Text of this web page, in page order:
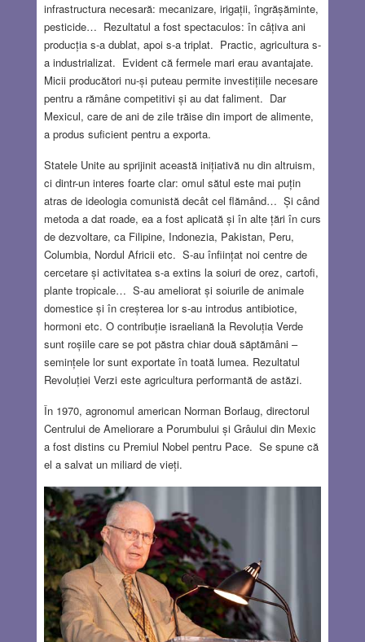
infrastructura necesară: mecanizare, irigații, îngrășăminte,
pesticide… Rezultatul a fost spectaculos: în câțiva ani
producția s-a dublat, apoi s-a triplat. Practic, agricultura s-
a industrializat. Evident că fermele mari erau avantajate.
Micii producători nu-și puteau permite investițiile necesare
pentru a rămâne competitivi și au dat faliment. Dar
Mexicul, care de ani de zile trăise din import de alimente,
a produs suficient pentru a exporta.
Statele Unite au sprijinit această inițiativă nu din altruism,
ci dintr-un interes foarte clar: omul sătul este mai puțin
atras de ideologia comunistă decât cel flămând… Și când
metoda a dat roade, ea a fost aplicată și în alte țări în curs
de dezvoltare, ca Filipine, Indonezia, Pakistan, Peru,
Columbia, Nordul Africii etc. S-au înființat noi centre de
cercetare și activitatea s-a extins la soiuri de orez, cartofi,
plante tropicale… S-au ameliorat și soiurile de animale
domestice și în creșterea lor s-au introdus antibiotice,
hormoni etc. O contribuție israeliană la Revoluția Verde
sunt roșiile care se pot păstra chiar două săptămâni –
semințele lor sunt exportate în toată lumea. Rezultatul
Revoluției Verzi este agricultura performantă de astăzi.
În 1970, agronomul american Norman Borlaug, directorul
Centrului de Ameliorare a Porumbului și Grâului din Mexic
a fost distins cu Premiul Nobel pentru Pace. Se spune că
el a salvat un miliard de vieți.